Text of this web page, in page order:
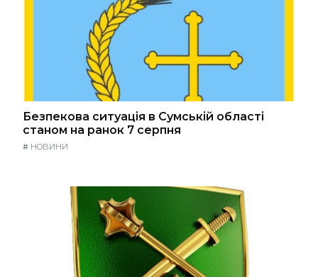
Безпекова ситуація в Сумській області
станом на ранок 7 серпня
# НОВИНИ